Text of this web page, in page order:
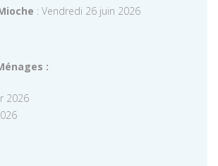
: Vendredi 26 juin 2026
:
2026